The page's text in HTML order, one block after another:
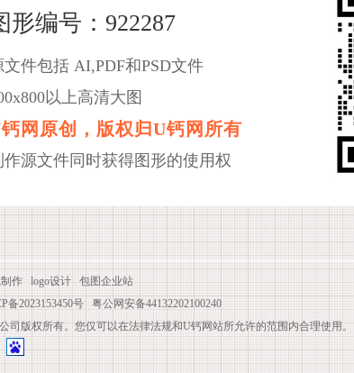
形编号：922287
文件包括 AI,PDF和PSD文件
以上高清大图
网原创，版权归U钙网所有
作源文件同时获得图形的使用权
作 logo设计
包图企业站
备2023153450号
粤公网安备44132202100240
版权所有。您仅可以在法律法规和U钙网站所允许的范围内合理使用。